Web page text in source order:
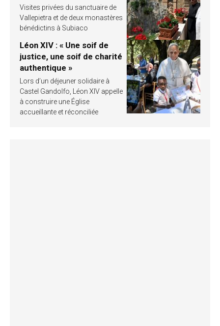
Visites privées du sanctuaire de
Vallepietra et de deux monastères
bénédictins à Subiaco
Léon XIV : « Une soif de
justice, une soif de charité
authentique »
Lors d’un déjeuner solidaire à
Castel Gandolfo, Léon XIV appelle
à construire une Église
accueillante et réconciliée